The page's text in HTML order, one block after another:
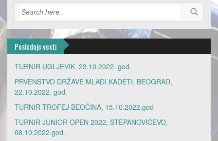
Poslednje vesti
TURNIR UGLJEVIK, 23.10.2022. god.
PRVENSTVO DRŽAVE MLAĐI KADETI, BEOGRAD,
22.10.2022. god.
TURNIR TROFEJ BEOČINA, 15.10.2022.god
TURNIR JUNIOR OPEN 2022, STEPANOVIĆEVO,
08.10.2022.god.